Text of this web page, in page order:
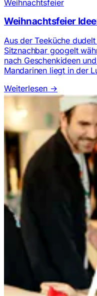
Weihnachtsfeier
Weihnachtsfeier
Aus der Teeküche
Sitznachbar googelt
nach Geschenkideen
Mandarinen liegt in der
Weiterlesen →